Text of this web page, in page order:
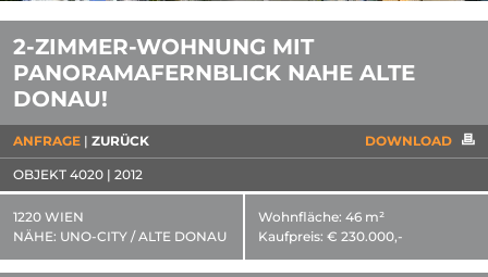
2-ZIMMER-WOHNUNG MIT
PANORAMAFERNBLICK NAHE ALTE
DONAU!
ANFRAGE ZURÜCK DOWNLOAD
OBJEKT 4020 | 2012
1220 WIEN
NÄHE: UNO-CITY / ALTE DONAU
Wohnfläche: 46 m²
Kaufpreis: € 230.000,-